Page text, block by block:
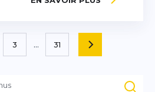
actuellement la page
Page
3 ...
Page
31 PAGE